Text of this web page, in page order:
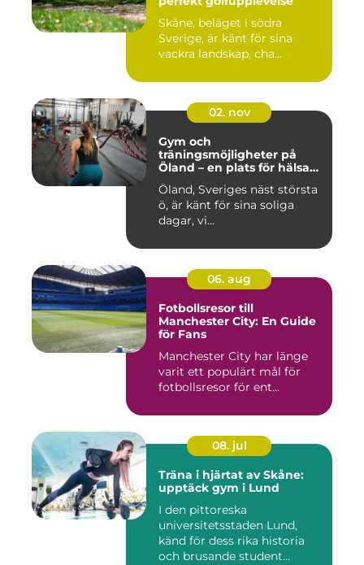
Skåne, beläget i södra
Sverige, är känt för sina
vackra landskap, cha...
02. nov
Gym och
träningsmöjligheter på
Öland – en plats för hälsa
och välbefinnande
Öland, Sveriges näst största
ö, är känt för sina soliga
dagar, vi...
06. aug
Fotbollsresor till
Manchester City: En Guide
för Fans
Manchester City har länge
varit ett populärt mål för
fotbollsresor för ent...
08. jul
Träna i hjärtat av Skåne:
upptäck gym i Lund
I den pittoreska
universitetsstaden Lund,
känd för dess rika historia
och brusande student...